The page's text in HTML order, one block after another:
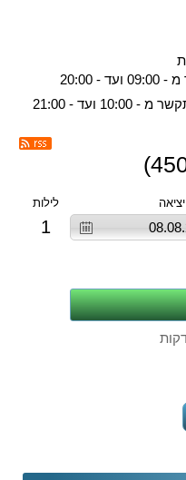
- 20:00
מ - 10:00 ועד - 21:00
לילות
1